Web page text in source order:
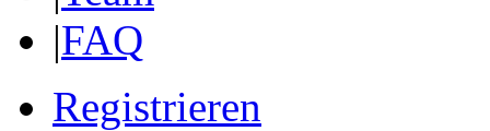
|FAQ
Registrieren